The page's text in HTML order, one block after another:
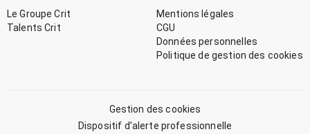
Le Groupe Crit
Talents Crit
Mentions légales
CGU
Données personnelles
Politique de gestion des cookies
Gestion des cookies
Dispositif d’alerte professionnelle